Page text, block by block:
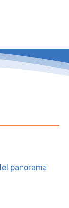
panorama